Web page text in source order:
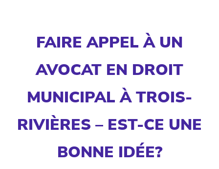
FAIRE APPEL À UN
AVOCAT EN DROIT
MUNICIPAL À TROIS-
RIVIÈRES – EST-CE UNE
BONNE IDÉE?